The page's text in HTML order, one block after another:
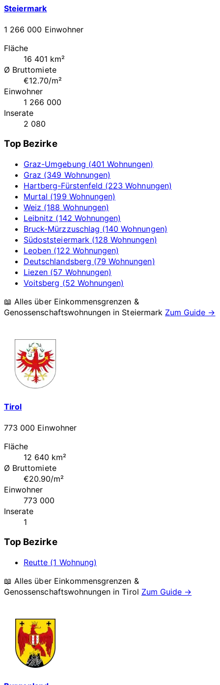
Steiermark
1 266 000 Einwohner
Fläche
16 401 km²
Ø Bruttomiete
€12.70/m²
Einwohner
1 266 000
Inserate
2 080
Top Bezirke
Graz-Umgebung (401 Wohnungen)
Graz (349 Wohnungen)
Hartberg-Fürstenfeld (223 Wohnungen)
Murtal (199 Wohnungen)
Weiz (188 Wohnungen)
Leibnitz (142 Wohnungen)
Bruck-Mürzzuschlag (140 Wohnungen)
Südoststeiermark (128 Wohnungen)
Leoben (122 Wohnungen)
Deutschlandsberg (79 Wohnungen)
Liezen (57 Wohnungen)
Voitsberg (52 Wohnungen)
📖 Alles über Einkommensgrenzen &
Genossenschaftswohnungen in Steiermark Zum Guide →
Tirol
773 000 Einwohner
Fläche
12 640 km²
Ø Bruttomiete
€20.90/m²
Einwohner
773 000
Inserate
1
Top Bezirke
Reutte (1 Wohnung)
📖 Alles über Einkommensgrenzen &
Genossenschaftswohnungen inTirol Zum Guide →